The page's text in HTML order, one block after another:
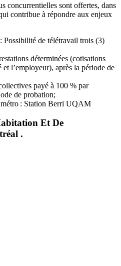
concurrentielles sont offertes, dans
contribue à répondre aux enjeux
Possibilité de télétravail trois (3)
déterminées (cotisations
et l’employeur), après la période de
payé à 100 % par
de probation;
métro : Station Berri UQAM
Et De
.